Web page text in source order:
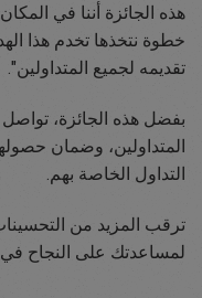
هذه الجائزة أننا في
خطوة نتخذها تخدم هذا
تقديمه لجميع المتداولين".
بفضل هذه الجائزة،
المتداولين، وضمان
التداول الخاصة بهم.
ترقب المزيد من
لمساعدتك على النجاح